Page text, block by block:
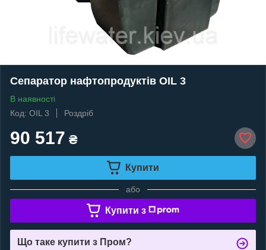
Сепаратор нафтопродуктів OIL 3
В наявності
Код: OIL 3
Роздріб
90 517 ₴
Купити
або
Купити з
Що таке купити з Пром?